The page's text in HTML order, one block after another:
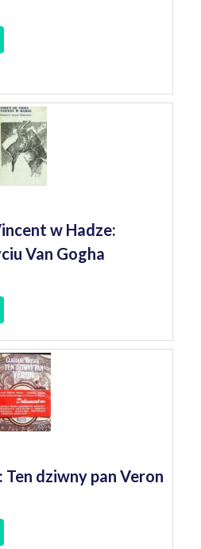
w Hadze:
Van Gogha
dziwny pan Veron